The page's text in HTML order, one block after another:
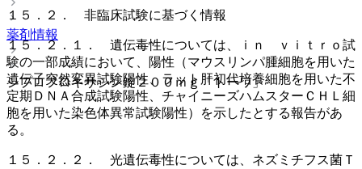
薬剤情報
シプロフロキサシン錠２００ｍｇ「トーワ」
１５．２． 非臨床試験に基づく情報
１５．２．１． 遺伝毒性については、ｉｎ ｖｉｔｒｏ試
験の一部成績において、陽性（マウスリンパ腫細胞を用いた
遺伝子突然変異試験陽性、ラット肝初代培養細胞を用いた不
定期ＤＮＡ合成試験陽性、チャイニーズハムスターＣＨＬ細
胞を用いた染色体異常試験陽性）を示したとする報告があ
る。
１５．２．２． 光遺伝毒性については、ネズミチフス菌Ｔ